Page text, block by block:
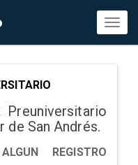
Preuniversitario
de San Andrés.
REGISTRO